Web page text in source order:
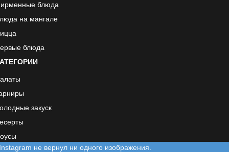
блюда
на мангале
блюда
закуск
не вернул ни одного изображения.